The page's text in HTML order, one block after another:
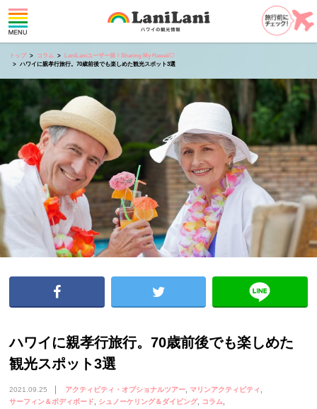
トップ コラム
LaniLaniユーザー発！Sharing My Hawaii♡
ハワイに親孝行旅行。70歳前後でも楽しめた観光スポット3選
ハワイに親孝行旅行。70歳前後でも楽しめた
観光スポット3選
2021.09.25 アクティビティ・オプショナルツアー
マリンアクティビティ
サーフィン＆ボディボード シュノーケリング＆ダイビング コラム